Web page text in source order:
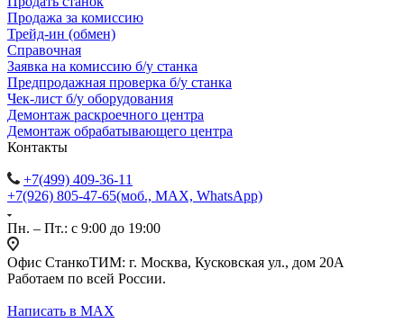
Продажа за комиссию
Трейд-ин (обмен)
Справочная
Заявка на комиссию б/у станка
Предпродажная проверка б/у станка
Чек-лист б/у оборудования
Демонтаж раскроечного центра
Демонтаж обрабатывающего центра
Контакты
+7(499) 409-36-11
+7(926) 805-47-65(моб., MAX, WhatsApp)
Пн. – Пт.: с 9:00 до 19:00
Офис СтанкоТИМ: г. Москва, Кусковская ул., дом 20А
Работаем по всей России.
Написать в MAX